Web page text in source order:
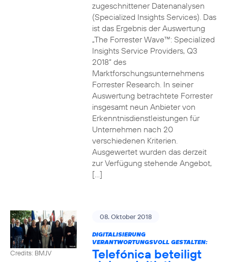
zugeschnittener Datenanalysen
(Specialized Insights Services). Das
ist das Ergebnis der Auswertung
„The Forrester Wave™: Specialized
Insights Service Providers, Q3
2018“ des
Marktforschungsunternehmens
Forrester Research. In seiner
Auswertung betrachtete Forrester
insgesamt neun Anbieter von
Erkenntnisdienstleistungen für
Unternehmen nach 20
verschiedenen Kriterien.
Ausgewertet wurden das derzeit
zur Verfügung stehende Angebot,
[…]
Credits: BMJV
08. Oktober 2018
DIGITALISIERUNG
VERANTWORTUNGSVOLL GESTALTEN:
Telefónica beteiligt